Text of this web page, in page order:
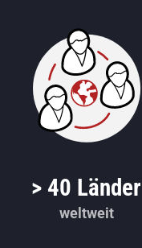
> 40 Länder
weltweit